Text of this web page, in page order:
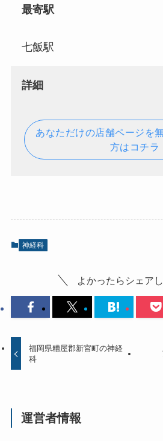
最寄駅
七飯駅
詳細
あなただけの店舗ページを
方はコチラ
神経科
よかったらシェアし
福岡県糟屋郡新宮町の神経
科
運営者情報